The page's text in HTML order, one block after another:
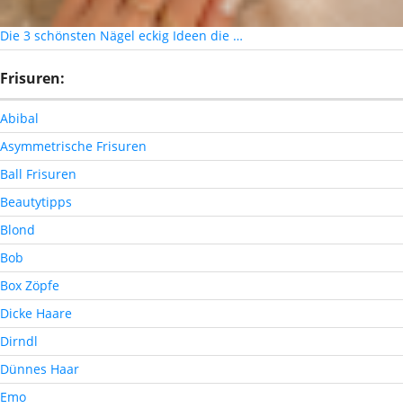
Die 3 schönsten Nägel eckig Ideen die …
Frisuren:
Abibal
Asymmetrische Frisuren
Ball Frisuren
Beautytipps
Blond
Bob
Box Zöpfe
Dicke Haare
Dirndl
Dünnes Haar
Emo